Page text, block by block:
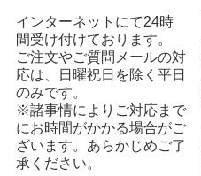
インターネットにて24時
間受け付けております。
ご注文やご質問メールの対
応は、日曜祝日を除く平日
のみです。
※諸事情によりご対応まで
にお時間がかかる場合がご
ざいます。あらかじめご了
承ください。